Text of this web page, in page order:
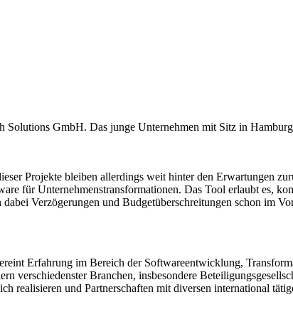
GmbH. Das junge Unternehmen mit Sitz in
Projekte bleiben allerdings weit hinter den Erwartungen
für Unternehmenstransformationen. Das Tool erlaubt es,
Verzögerungen und Budgetüberschreitungen schon im
Erfahrung im Bereich der Softwareentwicklung,
verschiedenster Branchen, insbesondere
realisieren und Partnerschaften mit diversen international